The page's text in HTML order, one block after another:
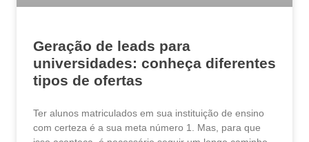
Geração de leads para
universidades: conheça diferentes
tipos de ofertas
Ter alunos matriculados em sua instituição de ensino
com certeza é a sua meta número 1. Mas, para que